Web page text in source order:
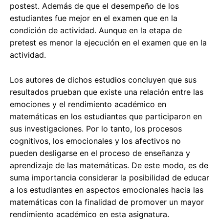
postest. Además de que el desempeño de los
estudiantes fue mejor en el examen que en la
condición de actividad. Aunque en la etapa de
pretest es menor la ejecución en el examen que en la
actividad.
Los autores de dichos estudios concluyen que sus
resultados prueban que existe una relación entre las
emociones y el rendimiento académico en
matemáticas en los estudiantes que participaron en
sus investigaciones. Por lo tanto, los procesos
cognitivos, los emocionales y los afectivos no
pueden desligarse en el proceso de enseñanza y
aprendizaje de las matemáticas. De este modo, es de
suma importancia considerar la posibilidad de educar
a los estudiantes en aspectos emocionales hacia las
matemáticas con la finalidad de promover un mayor
rendimiento académico en esta asignatura.